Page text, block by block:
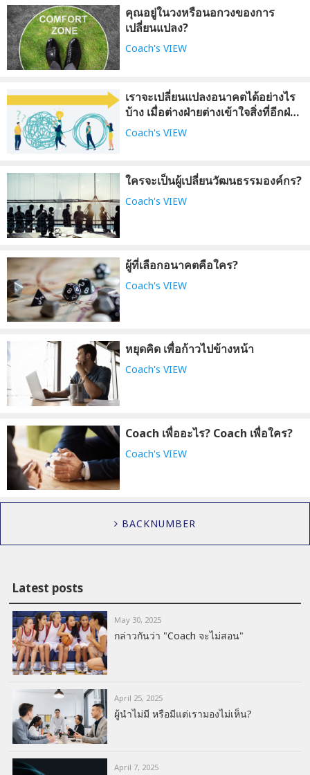
คุณอยู่ในวงหรือนอกวงของการ
เปลี่ยนแปลง?
Coach's VIEW
เราจะเปลี่ยนแปลงอนาคตได้อย่างไร
บ้าง เมื่อต่างฝ่ายต่างเข้าใจสิ่งที่อีกฝ่าย
เคยประสบมาก่อน ?
Coach's VIEW
ใครจะเป็นผู้เปลี่ยนวัฒนธรรมองค์กร?
Coach's VIEW
ผู้ที่เลือกอนาคตคือใคร?
Coach's VIEW
หยุดคิด เพื่อก้าวไปข้างหน้า
Coach's VIEW
Coach เพื่ออะไร? Coach เพื่อใคร?
Coach's VIEW
BACKNUMBER
Latest posts
May 30, 2025
กล่าวกันว่า "Coach จะไม่สอน"
April 25, 2025
ผู้นำไม่มี หรือมีแต่เรามองไม่เห็น?
April 7, 2025